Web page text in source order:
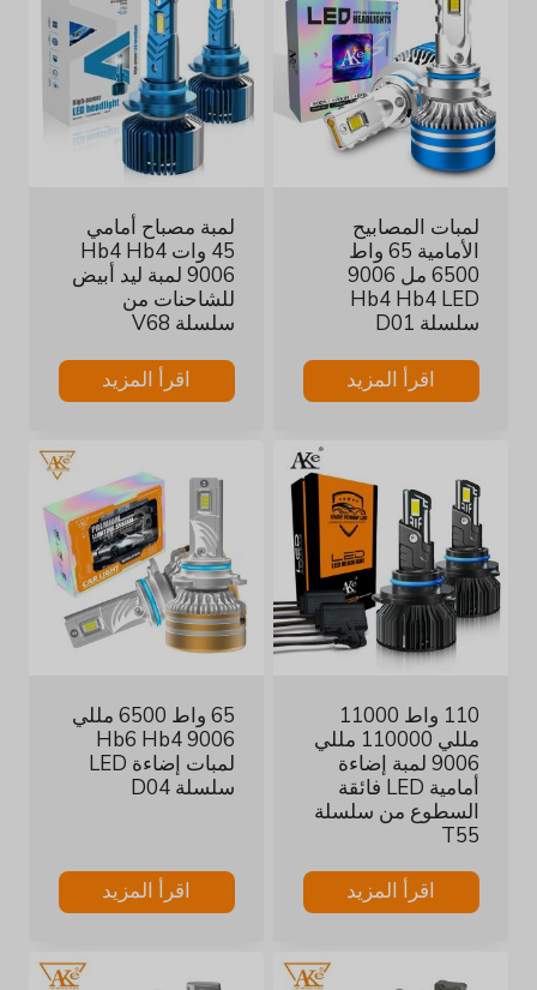
لمبات المصابيح
الأمامية 65 واط
6500 مل 9006
Hb4 Hb4 LED
سلسلة D01
اقرأ المزيد
لمبة مصباح أمامي
45 وات Hb4 Hb4
9006 لمبة ليد أبيض
للشاحنات من
سلسلة V68
اقرأ المزيد
110 واط 11000
مللي 110000 مللي
9006 لمبة إضاءة
أمامية LED فائقة
السطوع من سلسلة
T55
اقرأ المزيد
65 واط 6500 مللي
9006 Hb6 Hb4
لمبات إضاءة LED
سلسلة D04
اقرأ المزيد